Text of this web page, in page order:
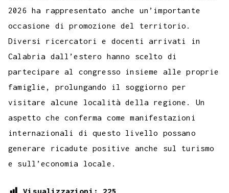
2026 ha rappresentato anche un’importante
occasione di promozione del territorio.
Diversi ricercatori e docenti arrivati in
Calabria dall’estero hanno scelto di
partecipare al congresso insieme alle proprie
famiglie, prolungando il soggiorno per
visitare alcune località della regione. Un
aspetto che conferma come manifestazioni
internazionali di questo livello possano
generare ricadute positive anche sul turismo
e sull’economia locale.
Visualizzazioni: 225